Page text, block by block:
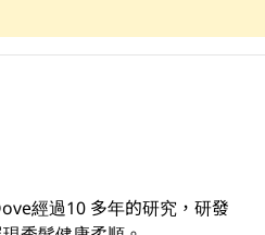
經過10 多年的研究，研發